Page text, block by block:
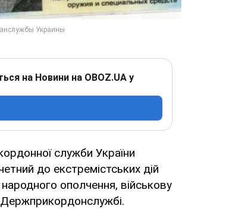
на Новини на OBOZ.UA у
служби України
до екстремістських дій
ополчення, військову